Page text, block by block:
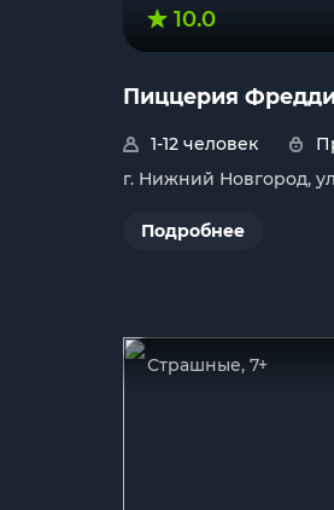
10.0
Пиццерия
1-12 человек
г. Нижний Новгород,
Подробнее
Страшные, 7+